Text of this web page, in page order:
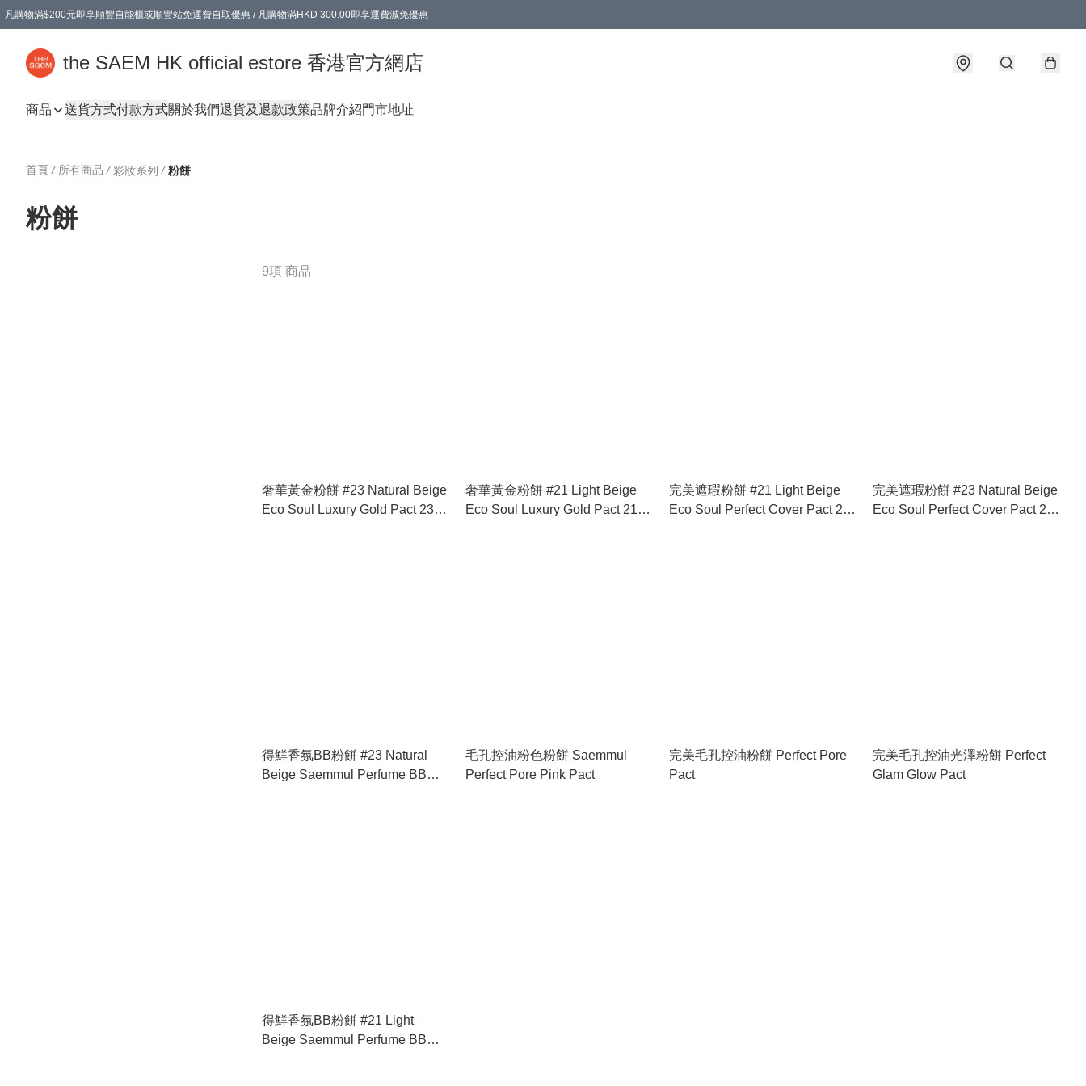
凡購物滿$200元即享順豐自能櫃或順豐站免運費自取優惠 / 凡購物滿HKD 300.00即享運費減免優惠
the SAEM HK official estore 香港官方網店
商品 送貨方式付款方式關於我們退貨及退款政策品牌介紹門市地址
首頁 / 所有商品 / 彩妝系列 / 粉餅
粉餅
9項 商品
奢華黃金粉餅 #23 Natural Beige
Eco Soul Luxury Gold Pact 23
奢華黃金粉餅 #21 Light Beige
Eco Soul Luxury Gold Pact 21
完美遮瑕粉餅 #21 Light Beige
Eco Soul Perfect Cover Pact 21
完美遮瑕粉餅 #23 Natural Beige
Eco Soul Perfect Cover Pact 23
得鮮香氛BB粉餅 #23 Natural
Beige Saemmul Perfume BB
毛孔控油粉色粉餅 Saemmul
Perfect Pore Pink Pact
完美毛孔控油粉餅 Perfect Pore
Pact
完美毛孔控油光澤粉餅 Perfect
Glam Glow Pact
得鮮香氛BB粉餅 #21 Light
Beige Saemmul Perfume BB